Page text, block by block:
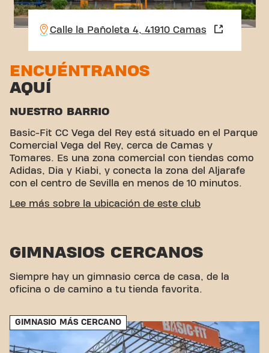
Calle la Pañoleta 4, 41910 Camas
ENCUÉNTRANOS
AQUÍ
NUESTRO BARRIO
Basic-Fit CC Vega del Rey está situado en el Parque
Comercial Vega del Rey, cerca de Camas y
Tomares. Es una zona comercial con tiendas como
Adidas, Dia y Kiabi, y conecta la zona del Aljarafe
con el centro de Sevilla en menos de 10 minutos.
FÁCIL ACCESIBILIDAD
transporte: Coche:amplio aparcamiento con acceso
Autobús: cuatro paradas de autobús cercanas con
múltiples líneas.Bicicleta:las carreteras amplias
Bajo y Alto, a unos 2 km de distancia. Gracias a
nuestra céntrica ubicación y a nuestras accesibles
conexiones de transporte, alcanzar tus objetivos de
Lee más sobre la ubicación de este club
GIMNASIOS CERCANOS
Siempre hay un gimnasio cerca de casa, de la
oficina o de camino a tu tienda favorita.
GIMNASIO MÁS CERCANO